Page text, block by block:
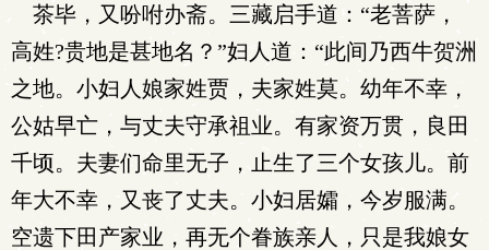
茶毕，又吩咐办斋。三藏启手道：“老菩萨，
高姓?贵地是甚地名？”妇人道：“此间乃西牛贺洲
之地。小妇人娘家姓贾，夫家姓莫。幼年不幸，
公姑早亡，与丈夫守承祖业。有家资万贯，良田
千顷。夫妻们命里无子，止生了三个女孩儿。前
年大不幸，又丧了丈夫。小妇居孀，今岁服满。
空遗下田产家业，再无个眷族亲人，只是我娘女